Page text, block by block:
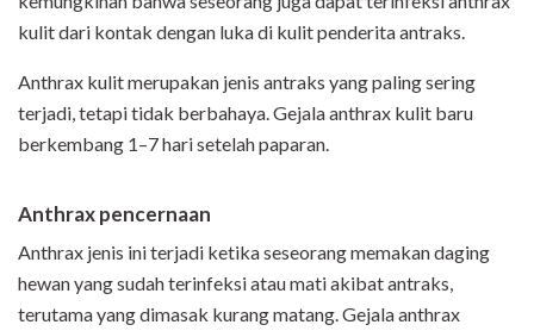
kulit dari kontak dengan luka di kulit penderita antraks.
Anthrax kulit merupakan jenis antraks yang paling sering
terjadi, tetapi tidak berbahaya. Gejala anthrax kulit baru
berkembang 1–7 hari setelah paparan.
Anthraxpencernaan
Anthrax jenis ini terjadi ketika seseorang memakan daging
hewan yang sudah terinfeksi atau mati akibat antraks,
terutama yang dimasak kurang matang. Gejala anthrax